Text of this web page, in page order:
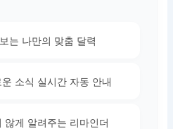
는 나만의 맞춤 달력
소식 실시간 자동 안내
않게 알려주는 리마인더